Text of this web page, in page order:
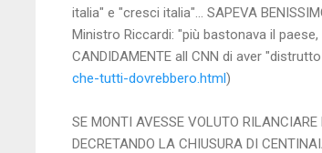
italia" e "cresci italia"... SAPEVA
Ministro Riccardi: "più bastonava il
CANDIDAMENTE all CNN di aver
che-tutti-dovrebbero.html)
SE MONTI AVESSE VOLUTO
DECRETANDO LA CHIUSURA DI